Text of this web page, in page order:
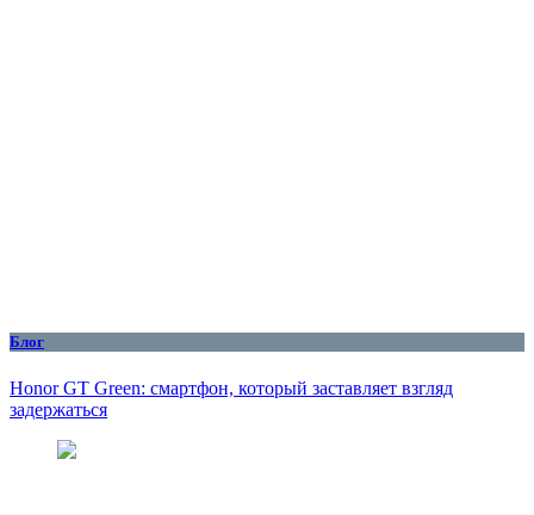
Блог
Honor GT Green: смартфон, который заставляет взгляд
задержаться